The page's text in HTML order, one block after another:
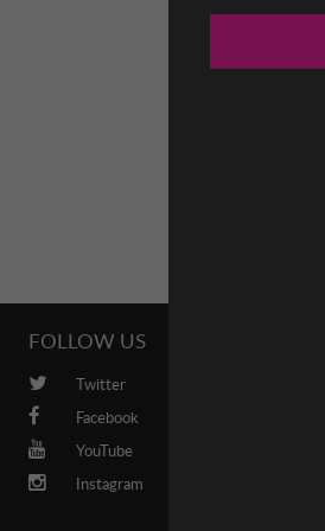
FOLLOW US
Twitter
Facebook
YouTube
Instagram